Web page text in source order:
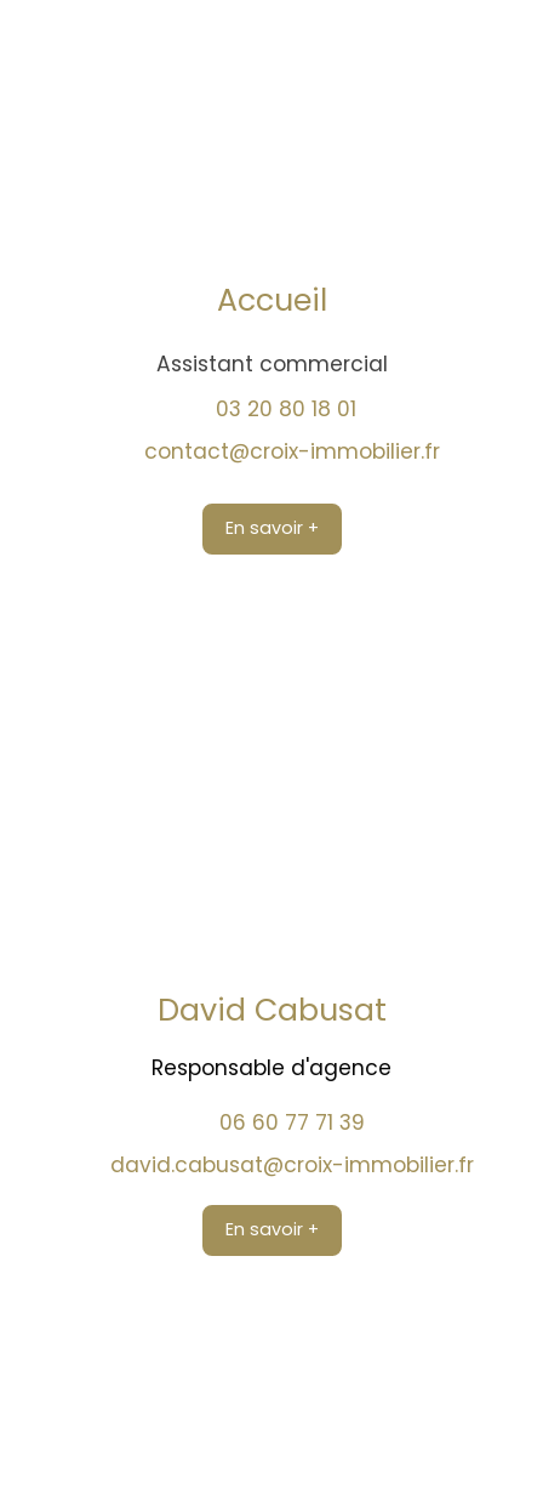
Accueil
Assistant commercial
03 20 80 18 01
contact@croix-immobilier.fr
En savoir +
David Cabusat
Responsable d'agence
06 60 77 71 39
david.cabusat@croix-immobilier.fr
En savoir +